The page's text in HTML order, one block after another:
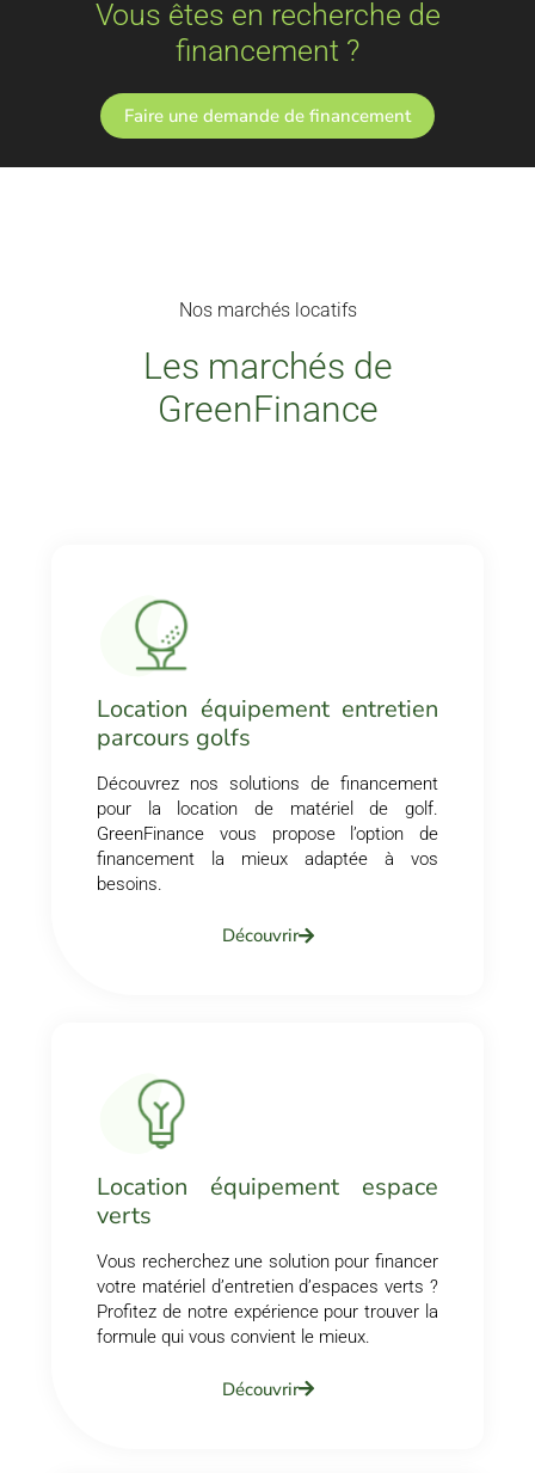
Vous êtes en recherche de
financement ?
Faire une demande de financement
Nos marchés locatifs​
Les marchés de
GreenFinance
Location équipement entretien
parcours golfs
Découvrez nos solutions de financement
pour la location de matériel de golf.
GreenFinance vous propose l’option de
financement la mieux adaptée à vos
besoins.
Découvrir
Location équipement espace
verts
Vous recherchez une solution pour financer
votre matériel d’entretien d’espaces verts ?
Profitez de notre expérience pour trouver la
formule qui vous convient le mieux.
Découvrir